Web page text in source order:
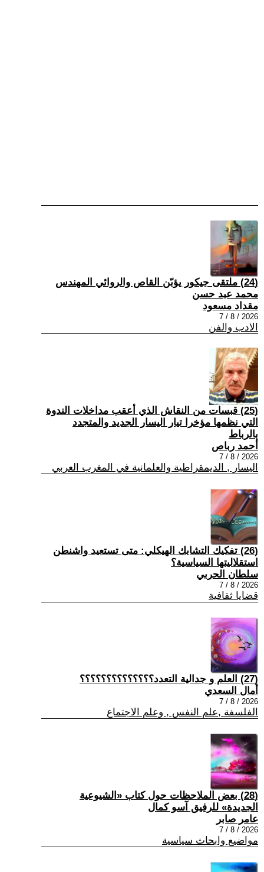
(24) ملتقى جيكور يؤبّن القاص والروائي المهندس
محمد عبد حسن
مقداد مسعود
2026 / 8 / 7
الادب والفن
(25) قبسات من النقاش الذي أعقب مداخلات الندوة
التي نظمها مؤخرا تيار اليسار الجديد والمتجدد
بالرباط
أحمد رباص
2026 / 8 / 7
اليسار , الديمقراطية والعلمانية في المغرب العربي
(26) تفكيك التشابك الهيكلي: متى تستعيد واشنطن
استقلاليتها السياسية؟
سلطان الحربي
2026 / 8 / 7
قضايا ثقافية
(27) العلم و جدالية التعدد؟؟؟؟؟؟؟؟؟؟؟؟؟؟
أمال السعدي
2026 / 8 / 7
الفلسفة ,علم النفس , وعلم الاجتماع
(28) بعض الملاحظات حول كتاب «الشيوعية
الجديدة» للرفيق آسو كمال
عامر صابر
2026 / 8 / 7
مواضيع وابحاث سياسية